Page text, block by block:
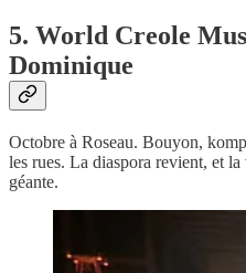
5. World Creole
Dominique
Octobre à Roseau. Bouyon,
les rues. La diaspora revient, et
géante.